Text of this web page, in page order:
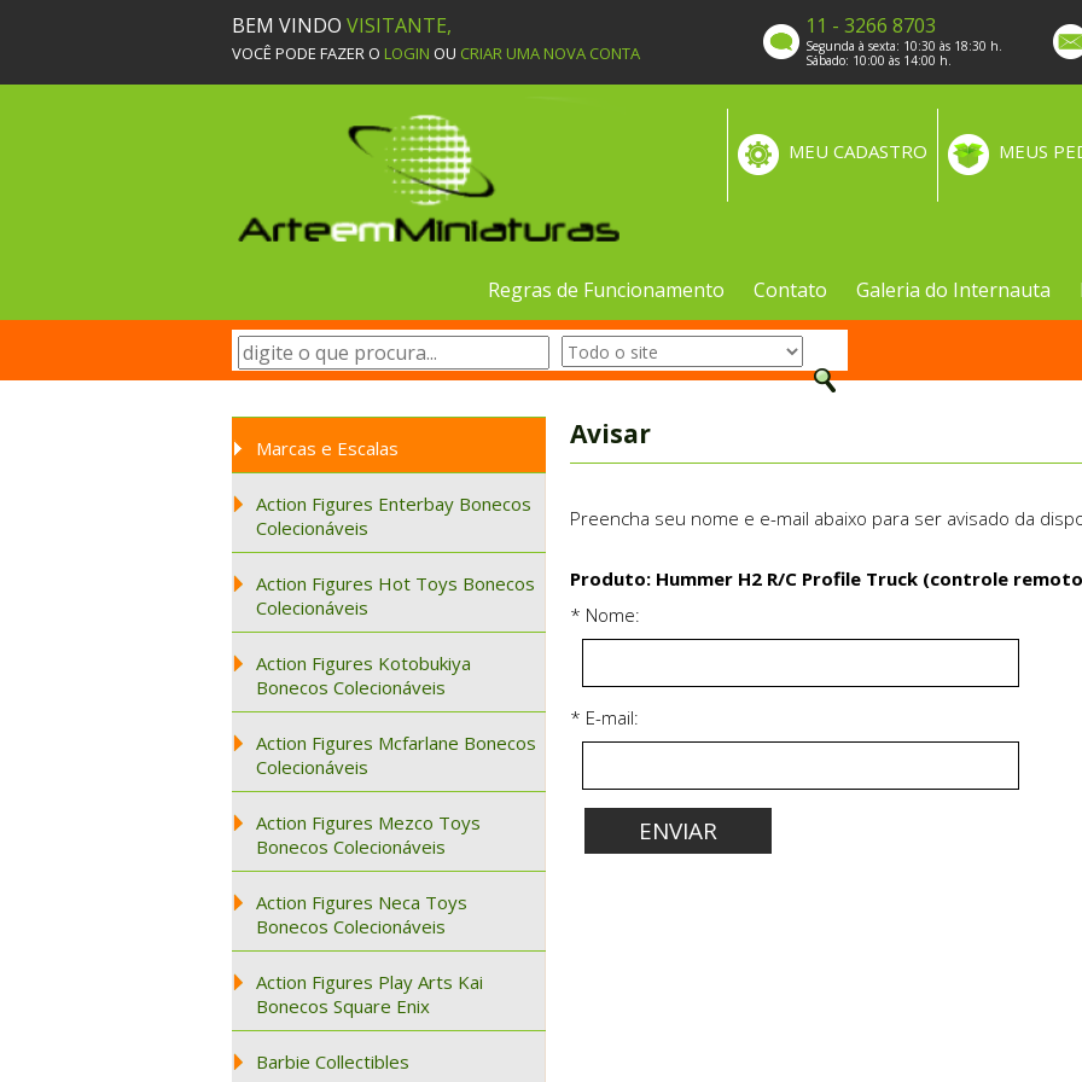
BEM VINDO VISITANTE,
VOCÊ PODE FAZER O LOGIN OU CRIAR UMA NOVA CONTA
11 - 3266 8703
Segunda à sexta: 10:30 às 18:30 h.
Sábado: 10:00 às 14:00 h.
MEUS
MEU CADASTRO
Regras de Funcionamento Contato Galeria do Internauta
Marcas e Escalas
Action Figures Enterbay Bonecos
Colecionáveis
Action Figures Hot Toys Bonecos
Colecionáveis
Action Figures Kotobukiya
Bonecos Colecionáveis
Action Figures Mcfarlane Bonecos
Colecionáveis
Action Figures Mezco Toys
Bonecos Colecionáveis
Action Figures Neca Toys
Bonecos Colecionáveis
Action Figures Play Arts Kai
Bonecos Square Enix
Barbie Collectibles
Avisar
Preencha seu nome e e-mail abaixo para ser avisado da
Produto: Hummer H2 R/C Profile Truck (controle
* Nome:
* E-mail: